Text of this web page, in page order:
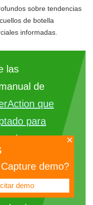
sobre tendencias
de botella
informadas.
las
de
que
para
de
a
tocar un
demo?
demo